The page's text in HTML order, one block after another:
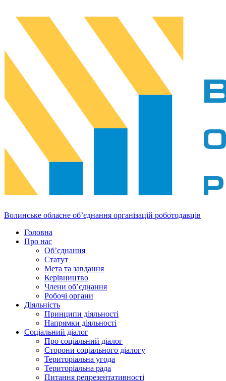
Волинське обласне об’єднання організацій роботодавців
Головна
Про нас
Об’єднання
Статут
Мета та завдання
Керівництво
Члени об’єднання
Робочі органи
Діяльність
Принципи діяльності
Напрямки діяльності
Соціальний діалог
Про соціальний діалог
Сторони соціального діалогу
Територіальна угода
Територіальна рада
Питання репрезентативності